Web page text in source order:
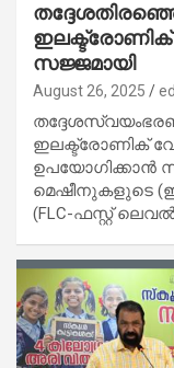
ഇലക്ട്രോണിക്
സജ്ജമായി
August 26, 2025
ഇലക്ട്രോണിക്
ഉപയോഗിക്കാൻ
മെഷീനുകളുടെ
(FLC-ഫസ്റ്റ്